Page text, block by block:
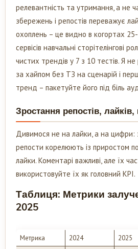
релевантність та утримання, а не
збережень і репостів переважує
охоплень – це видно в когортах
сервісів навчальні сторітелінгові
чистих трендів у 7 з 10 тестів. Я
за хайпом без ТЗ на сценарій і
тренд – пакетуйте його під біль
Зростання репостів, лайків,
Дивимося не на лайки, а на цифри:
репости корелюють із приростом
лайки. Коментарі важливі, але їх
використовуйте їх як головний KPI.
Таблиця: Метрики
2025
Метрика 2024 2025